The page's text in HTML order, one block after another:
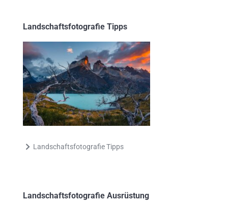
Landschaftsfotografie Tipps
Landschaftsfotografie Tipps
Landschaftsfotografie Ausrüstung